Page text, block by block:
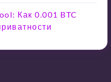
Как 0.001 BTC